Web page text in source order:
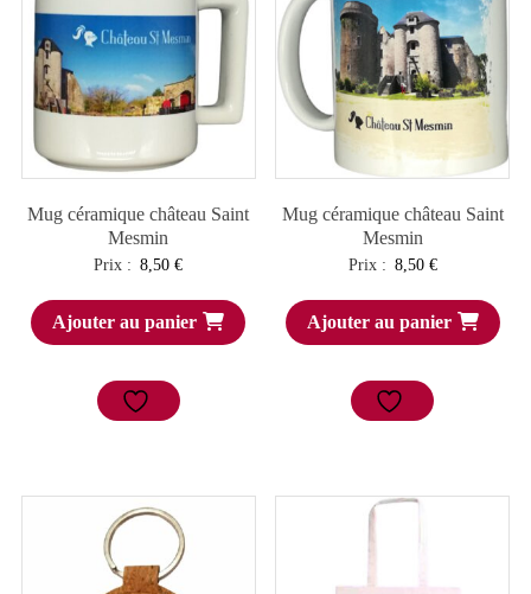
Mug céramique château Saint
Mesmin
Prix : 8,50€
Ajouter au panier
Mug céramique château Saint
Mesmin
Prix : 8,50 €
Ajouter au panier